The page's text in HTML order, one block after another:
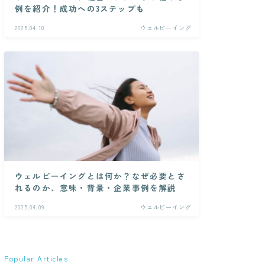
例を紹介！成功への3ステップも
2025.04.10 ウェルビーイング
ウェルビーイングとは何か？なぜ必要とさ
れるのか、意味・背景・企業事例を解説
2025.04.09 ウェルビーイング
Popular Articles